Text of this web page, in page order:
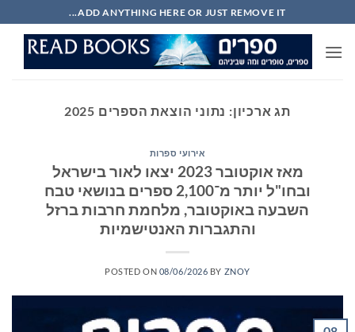
to
content
ADD ANYTHING HERE OR JUST REMOVE IT...
תג ארכיון: נתוני הוצאת הספרים 2025
אירועי ספרות
מאז אוקטובר 2023 יצאו לאור בישראל
ובחו"ל יותר מ־2,100 ספרים בנושאי טבח
השבעה באוקטובר, מלחמת חרבות ברזל
והתגברות האנטישמיות
POSTED ON 08/06/2026 BY ZNOY